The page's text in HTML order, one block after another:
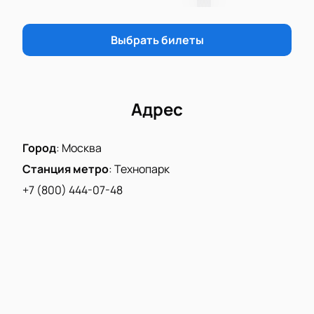
Ознакомьтесь с актуальной стоимостью и схемой
зала на сайте. Присоединяйтесь к этому яркому
Выбрать билеты
Адрес
Город: Москва
Станция метро:Технопарк
+7 (800) 444-07-48